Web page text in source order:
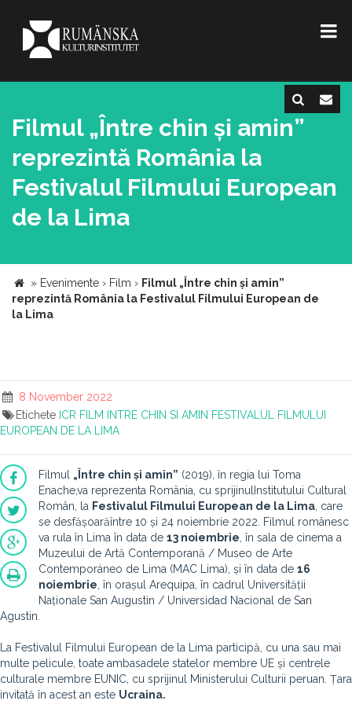
Filmul „Între chin și amin”
reprezintă România la
Festivalul Filmului European
de la Lima
» Evenimente › Film › Filmul „Între chin și amin”
reprezintă România la Festivalul Filmului European de
la Lima
8 November 2022
Etichete ICR FILM INTRE CHIN SI AMIN FESTIVALUL FILMULUI
EUROPEAN DE LA LIMA
Filmul „Între chin și amin” (2019), în regia lui Toma
Enache,va reprezenta România, cu sprijinul Institutului Cultural
Român, la Festivalul Filmului European de la Lima , care
se desfășoarăîntre 10 și 24 noiembrie 2022. Filmul românesc
va rula în Lima în data de 13 noiembrie , în sala de cinema a
Muzeului de Artă Contemporană / Museo de Arte
Contemporáneo de Lima (MAC Lima), și în data de 16
noiembrie , în orașul Arequipa, în cadrul Universității
Naționale San Augustin / Universidad Nacional de San
Agustin.
La Festivalul Filmului European de la Lima participă, cu una sau mai
multe pelicule, toate ambasadele statelor membre UE și centrele
culturale membre EUNIC, cu sprijinul Ministerului Culturii peruan. Țara
invitată în acest an este Ucraina.